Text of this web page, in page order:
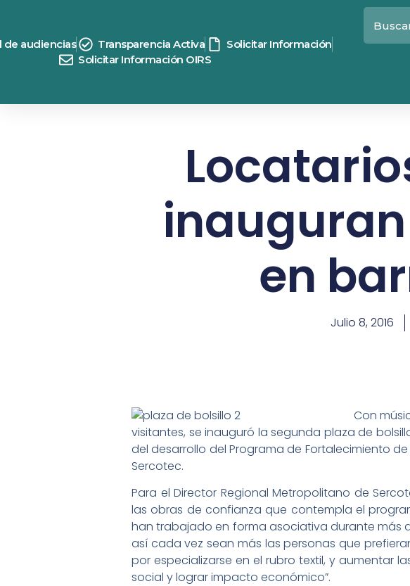
de audiencias Transparencia Activa
Solicitar Información
Solicitar Información OIRS
en
Julio 8, 2016
Con
visitantes, se inauguró la segunda plaza de
del desarrollo del Programa de Fortalecimiento
Sercotec.
Para el Director Regional Metropolitano de
las obras de confianza que contempla el
han trabajado en forma asociativa durante más
así cada vez sean más las personas que
por especializarse en el rubro textil, y aumentar
social y lograr impacto económico”.